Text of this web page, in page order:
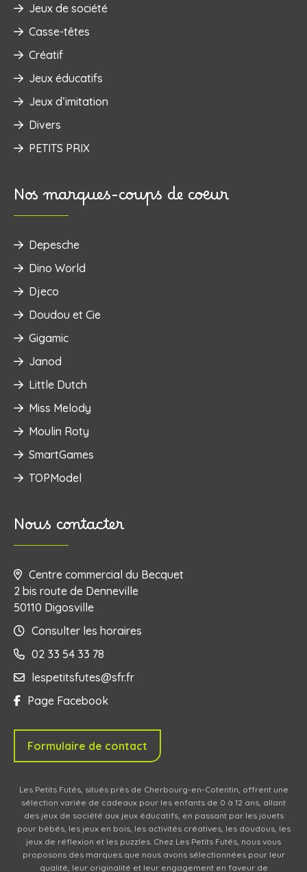
Jeux de société
Casse-têtes
Créatif
Jeux éducatifs
Jeux d’imitation
Divers
PETITS PRIX
Nos marques-coups de coeur
Depesche
Dino World
Djeco
Doudou et Cie
Gigamic
Janod
Little Dutch
Miss Melody
Moulin Roty
SmartGames
TOPModel
Nous contacter
Centre commercial du Becquet
2 bis route de Denneville
50110 Digosville
Consulter les horaires
02 33 54 33 78
lespetitsfutes@sfr.fr
Page Facebook
Formulaire de contact
Les Petits Futés, situés près de Cherbourg-en-Cotentin, offrent une
sélection variée de cadeaux pour les enfants de 0 à 12 ans, allant
des jeux de société aux jeux éducatifs, en passant par les jouets
pour bébés, les jeux en bois, les activités créatives, les doudous, les
jeux de réflexion et les puzzles. Chez Les Petits Futés, nous vous
proposons des marques que nous avons sélectionnées pour leur
qualité, leur originalité et leur engagement en faveur de